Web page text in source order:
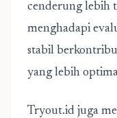
cenderung lebih
menghadapi
stabil
yang lebih
Tryout.id juga